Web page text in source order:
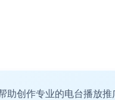
助创作专业的电台播放